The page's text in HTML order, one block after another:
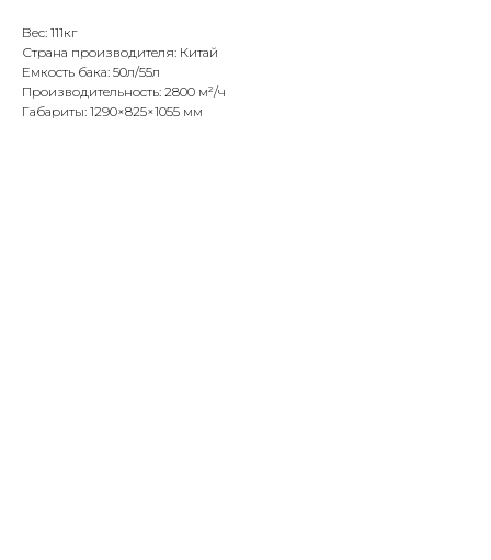
Вес: 111кг
Страна производителя: Китай
Емкость бака: 50л/55л
Производительность: 2800 м²/ч
Габариты: 1290×825×1055 мм